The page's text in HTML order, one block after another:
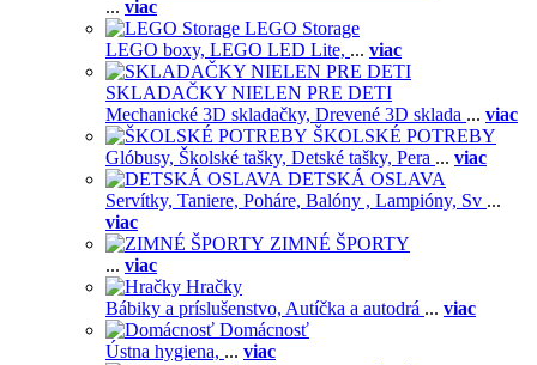
... viac
LEGO Storage
LEGO boxy, LEGO LED Lite, ... viac
SKLADAČKY NIELEN PRE DETI
Mechanické 3D skladačky, Drevené 3D sklada ... viac
ŠKOLSKÉ POTREBY
Glóbusy, Školské tašky, Detské tašky, Pera ... viac
DETSKÁ OSLAVA
Servítky, Taniere, Poháre, Balóny , Lampióny, Sv ...
viac
ZIMNÉ ŠPORTY
... viac
Hračky
Bábiky a príslušenstvo, Autíčka a autodrá ... viac
Domácnosť
Ústna hygiena, ... viac